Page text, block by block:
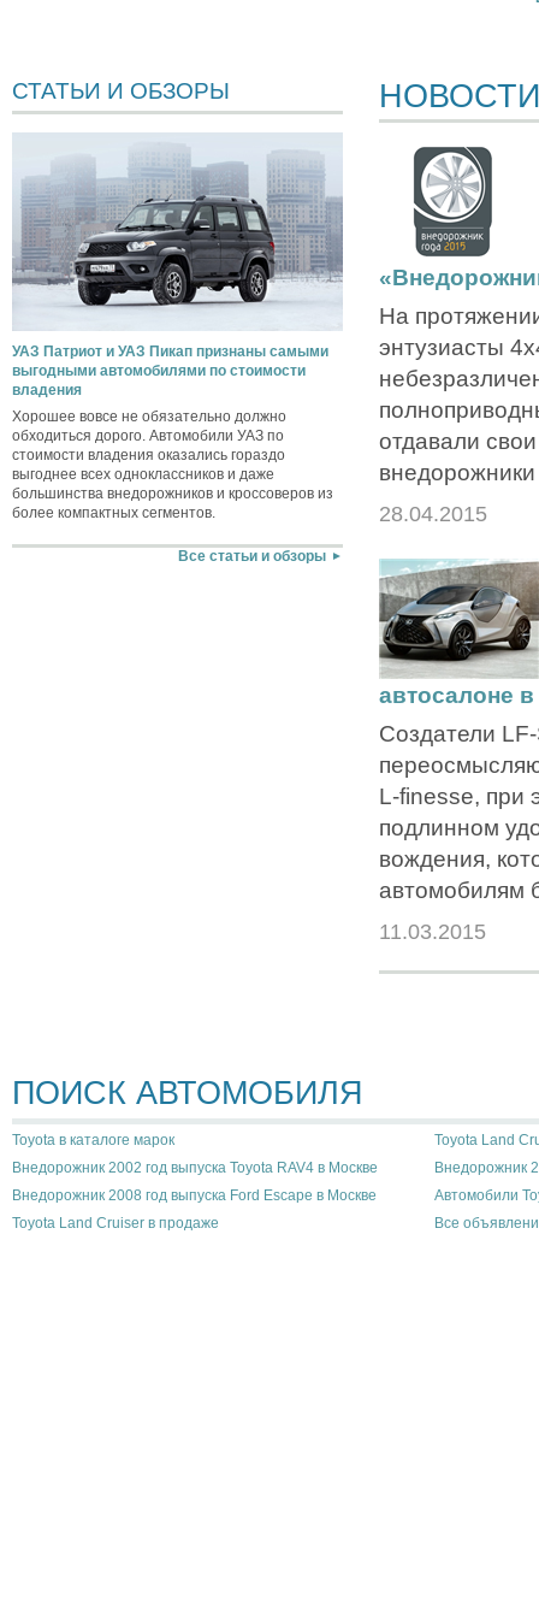
СТАТЬИ И ОБЗОРЫ
УАЗ Патриот и УАЗ Пикап признаны самыми
выгодными автомобилями по стоимости
владения
Хорошее вовсе не обязательно должно
обходиться дорого. Автомобили УАЗ по
стоимости владения оказались гораздо
выгоднее всех одноклассников и даже
большинства внедорожников и кроссоверов из
более компактных сегментов.
Все статьи и обзоры
НОВОСТИ
На
энтузиасты
отдавали
28.04.2015
автосалоне
Создатели
L-finesse, при
подлинном
вождения,
автомобилям
11.03.2015
ПОИСК АВТОМОБИЛЯ
Toyota в каталоге марок
Toyota Land
Внедорожник 2002 год выпуска Toyota RAV4 в Москве
Внедорожник
Внедорожник 2008 год выпуска Ford Escape в Москве
Автомобили
Toyota Land Cruiser в продаже
Все